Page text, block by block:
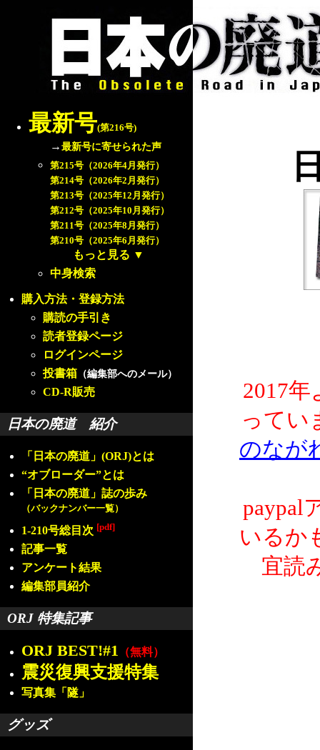
最新号(第216号)
→最新号に寄せられた声
第215号（2026年4月発行）
第214号（2026年2月発行）
第213号（2025年12月発行）
第212号（2025年10月発行）
第211号（2025年8月発行）
第210号（2025年6月発行）
もっと見る ▼
中身検索
購入方法・登録方法
購読の手引き
読者登録ページ
ログインページ
投書箱 （編集部へのメール）
CD-R販売
日本の廃道 紹介
「日本の廃道」(ORJ)とは
“オブローダー”とは
「日本の廃道」誌の歩み
（バックナンバー一覧）
1-210号総目次 [pdf]
記事一覧
アンケート結果
編集部員紹介
ORJ 特集記事
ORJ BEST!#1 （無料）
震災復興支援特集
写真集「隧」
グッズ
2017
ってい
のなが
paypal
いるか
宜読